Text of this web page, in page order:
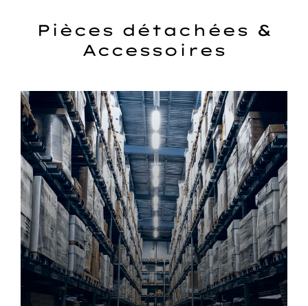
Pièces détachées &
Accessoires